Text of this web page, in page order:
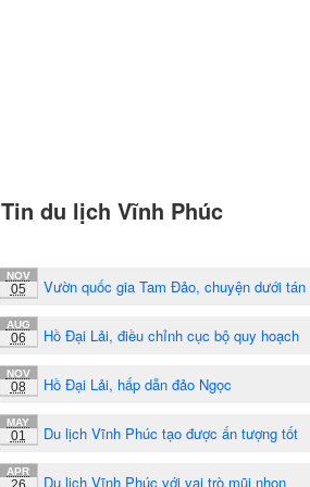
Tin du lịch Vĩnh Phúc
NOV
05 Vườn quốc gia Tam Đảo, chuyện dưới tán
AUG
06 Hồ Đại Lải, điều chỉnh cục bộ quy hoạch
NOV
08 Hồ Đại Lải, hấp dẫn đảo Ngọc
MAY
01 Du lịch Vĩnh Phúc tạo được ấn tượng tốt
APR
Du lịch Vĩnh Phúc với vai trò mũi nhọn